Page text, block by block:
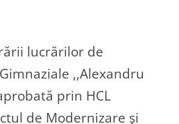
lucrărilor de
,,Alexandru
prin HCL
de Modernizare şi